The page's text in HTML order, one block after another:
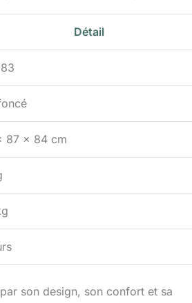
Détail
87 x 84 cm
son design, son confort et sa